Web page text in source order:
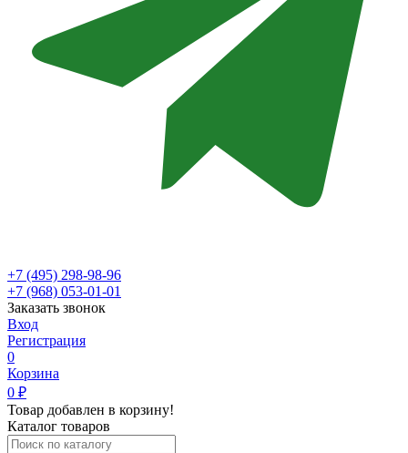
+7 (495) 298-98-96
+7 (968) 053-01-01
Заказать звонок
Вход
Регистрация
0
Корзина
0 ₽
Товар добавлен в корзину!
Каталог товаров